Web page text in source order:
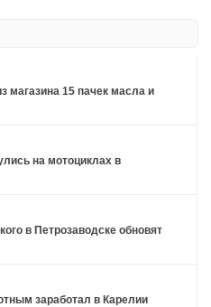
магазина 15 пачек масла и
на мотоциклах в
в Петрозаводске обновят
заработал в Карелии